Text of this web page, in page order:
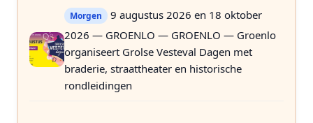
Morgen
9 augustus 2026 en 18 oktober
2026 — GROENLO — GROENLO — Groenlo
organiseert Grolse Vesteval Dagen met
braderie, straattheater en historische
rondleidingen